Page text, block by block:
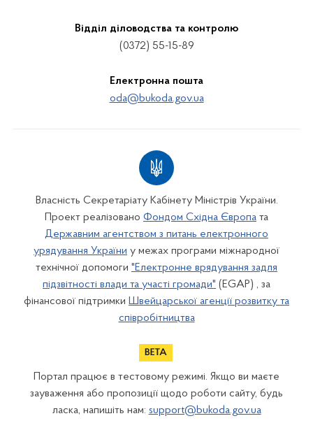
Відділ діловодства та контролю
(0372) 55-15-89
Електронна пошта
oda@bukoda.gov.ua
Власність Секретаріату Кабінету Міністрів України.
Проект реалізовано Фондом Східна Європа та
Державним агентством з питань електронного
урядування України у межах програми міжнародної
технічної допомоги "Електронне врядування задля
підзвітності влади та участі громади" (EGAP) , за
фінансової підтримки Швейцарської агенції розвитку та
співробітництва
Портал працює в тестовому режимі. Якщо ви маєте
зауваження або пропозиції щодо роботи сайту, будь
ласка, напишіть нам: support@bukoda.gov.ua